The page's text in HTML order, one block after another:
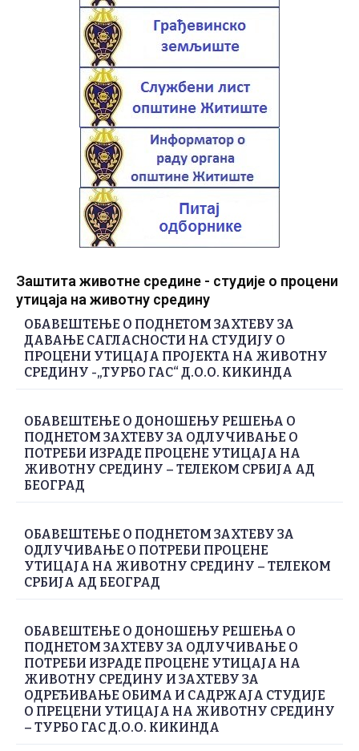
Заштита животне средине - студије о процени
утицаја на животну средину
ОБАВЕШТЕЊЕ О ПОДНЕТОМ ЗАХТЕВУ ЗА
ДАВАЊЕ САГЛАСНОСТИ НА СТУДИЈУ О
ПРОЦЕНИ УТИЦАЈА ПРОЈЕКТА НА ЖИВОТНУ
СРЕДИНУ -„ТУРБО ГАС“ Д.О.О. КИКИНДА
ОБАВЕШТЕЊЕ О ДОНОШЕЊУ РЕШЕЊА О
ПОДНЕТОМ ЗАХТЕВУ ЗА ОДЛУЧИВАЊЕ О
ПОТРЕБИ ИЗРАДЕ ПРОЦЕНЕ УТИЦАЈА НА
ЖИВОТНУ СРЕДИНУ – ТЕЛЕКОМ СРБИЈА АД
БЕОГРАД
ОБАВЕШТЕЊЕ О ПОДНЕТОМ ЗАХТЕВУ ЗА
ОДЛУЧИВАЊЕ О ПОТРЕБИ ПРОЦЕНЕ
УТИЦАЈА НА ЖИВОТНУ СРЕДИНУ – ТЕЛЕКОМ
СРБИЈА АД БЕОГРАД
ОБАВЕШТЕЊЕ О ДОНОШЕЊУ РЕШЕЊА О
ПОДНЕТОМ ЗАХТЕВУ ЗА ОДЛУЧИВАЊЕ О
ПОТРЕБИ ИЗРАДЕ ПРОЦЕНЕ УТИЦАЈА НА
ЖИВОТНУ СРЕДИНУ И ЗАХТЕВУ ЗА
ОДРЕЂИВАЊЕ ОБИМА И САДРЖАЈА СТУДИЈЕ
О ПРЕЦЕНИ УТИЦАЈА НА ЖИВОТНУ СРЕДИНУ
– ТУРБО ГАС Д.О.О. КИКИНДА